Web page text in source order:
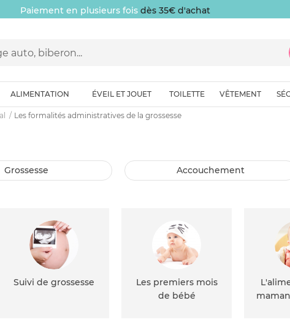
Paiement en plusieurs fois dès 35€ d'achat
ALIMENTATION ÉVEIL ET JOUET TOILETTE VÊTEMENT
Les formalités administratives de la grossesse
grossesse accouchement
Suivi de grossesse
Les premiers mois
de bébé